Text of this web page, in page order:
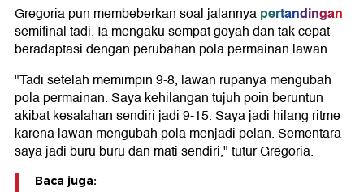
Gregoria pun membeberkan soal jalannyapertandingan
semifinal tadi. Ia mengaku sempat goyah dan tak cepat
beradaptasi dengan perubahan pola permainan lawan.
"Tadi setelah memimpin 9-8, lawan rupanya mengubah
pola permainan. Saya kehilangan tujuh poin beruntun
akibat kesalahan sendiri jadi 9-15. Saya jadi hilang ritme
karena lawan mengubah pola menjadi pelan. Sementara
saya jadi buru buru dan mati sendiri," tutur Gregoria.
Baca juga: